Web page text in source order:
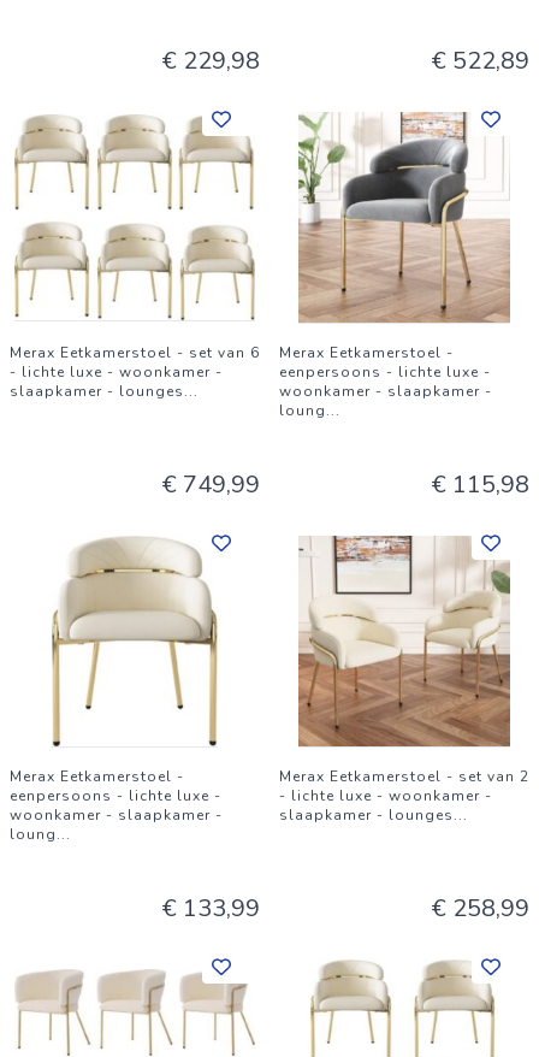
Gebruik: keuken, bar, eetkamer, woonkamer
€ 229,98 € 522,89
Merax Eetkamerstoel - set van 6
- lichte luxe - woonkamer -
slaapkamer - lounges...
€ 749,99
Merax Eetkamerstoel -
eenpersoons - lichte luxe -
woonkamer - slaapkamer -
loung...
€ 115,98
Merax Eetkamerstoel -
eenpersoons - lichte luxe -
woonkamer - slaapkamer -
loung...
€ 133,99
Merax Eetkamerstoel - set van 2
- lichte luxe - woonkamer -
slaapkamer - lounges...
€ 258,99